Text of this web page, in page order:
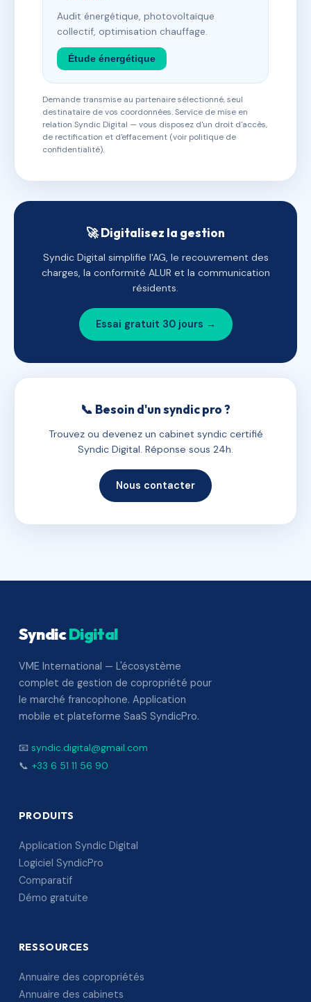
Audit énergétique, photovoltaïque
collectif, optimisation chauffage.
Étude énergétique
Demande transmise au partenaire sélectionné, seul
destinataire de vos coordonnées. Service de mise en
relation Syndic Digital — vous disposez d'un droit d'accès,
de rectification et d'effacement (voir politique de
confidentialité).
🚀 Digitalisez la gestion
Syndic Digital simplifie l'AG, le recouvrement des
charges, la conformité ALUR et la communication
résidents.
Essai gratuit 30 jours →
📞 Besoin d'un syndic pro ?
Trouvez ou devenez un cabinet syndic certifié
Syndic Digital. Réponse sous 24h.
Nous contacter
SyndicDigital
VME International — L'écosystème
complet de gestion de copropriété pour
le marché francophone. Application
mobile et plateforme SaaS SyndicPro.
📧 syndic.digital@gmail.com
📞 +33 6 51 11 56 90
PRODUITS
Application Syndic Digital
Logiciel SyndicPro
Comparatif
Démo gratuite
RESSOURCES
Annuaire des copropriétés
Annuaire des cabinets